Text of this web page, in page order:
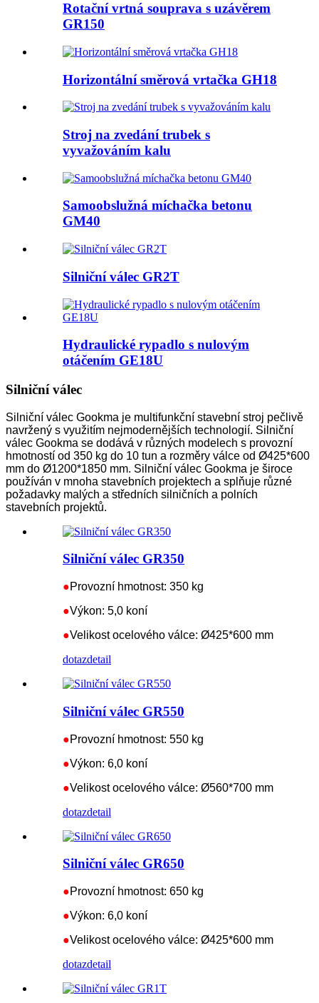
Rotační vrtná souprava s uzávěrem
GR150
Horizontální směrová vrtačka GH18
Stroj na zvedání trubek s
vyvažováním kalu
Samoobslužná míchačka betonu
GM40
Silniční válec GR2T
Hydraulické rypadlo s nulovým
otáčením GE18U
Silniční válec
Silniční válec Gookma je multifunkční stavební stroj pečlivě
navržený s využitím nejmodernějších technologií. Silniční
válec Gookma se dodává v různých modelech s provozní
hmotností od 350 kg do 10 tun a rozměry válce od Ø425*600
mm do Ø1200*1850 mm. Silniční válec Gookma je široce
používán v mnoha stavebních projektech a splňuje různé
požadavky malých a středních silničních a polních
stavebních projektů.
Silniční válec GR350
●Provozní hmotnost: 350 kg
●Výkon: 5,0 koní
●Velikost ocelového válce: Ø425*600 mm
dotazdetail
Silniční válec GR550
●Provozní hmotnost: 550 kg
●Výkon: 6,0 koní
●Velikost ocelového válce: Ø560*700 mm
dotazdetail
Silniční válec GR650
●Provozní hmotnost: 650 kg
●Výkon: 6,0 koní
●Velikost ocelového válce: Ø425*600 mm
dotazdetail